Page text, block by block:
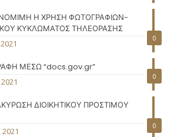
0
ΝΟΜΙΜΗ Η ΧΡΗΣΗ ΦΩΤΟΓΡΑΦΙΩΝ-
ΚΥΚΛΩΜΑΤΟΣ ΤΗΛΕΟΡΑΣΗΣ
0
ΜΕΣΩ “docs.gov.gr”
0
ΔΙΟΙΚΗΤΙΚΟΥ ΠΡΟΣΤΙΜΟΥ